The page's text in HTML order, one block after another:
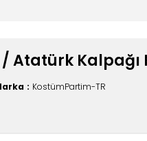
Atatürk Kalpağı
: KostümPartim-TR